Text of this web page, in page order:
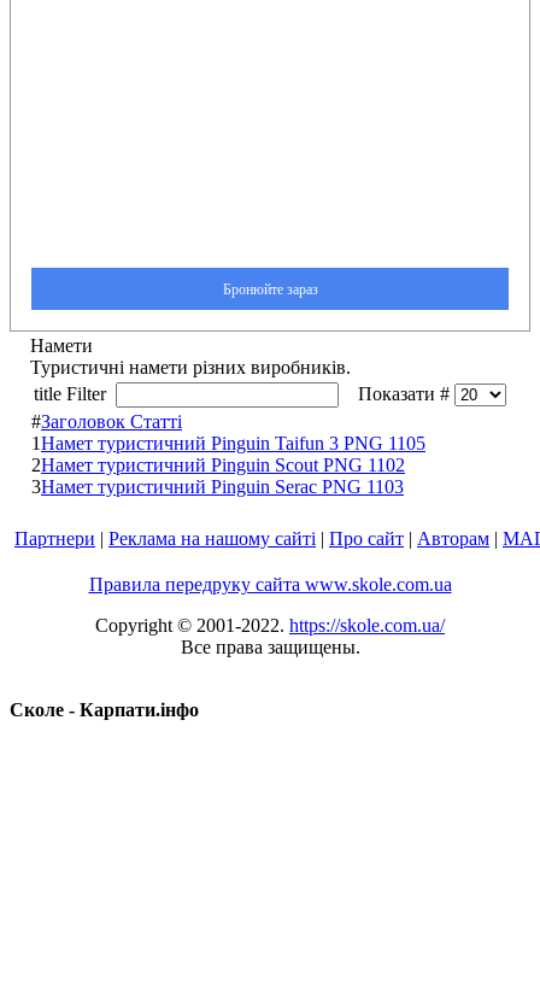
Намети
Туристичні намети різних виробників.
title Filter
Показати #
#Заголовок Статті
1Намет туристичний Pinguin Taifun 3 PNG 1105
2Намет туристичний Pinguin Scout PNG 1102
3Намет туристичний Pinguin Serac PNG 1103
Партнери | Реклама на нашому сайті | Про сайт | Авторам |
Правила передруку сайта www.skole.com.ua
Copyright © 2001-2022. https://skole.com.ua/
Все права защищены.
Сколе - Карпати.інфо